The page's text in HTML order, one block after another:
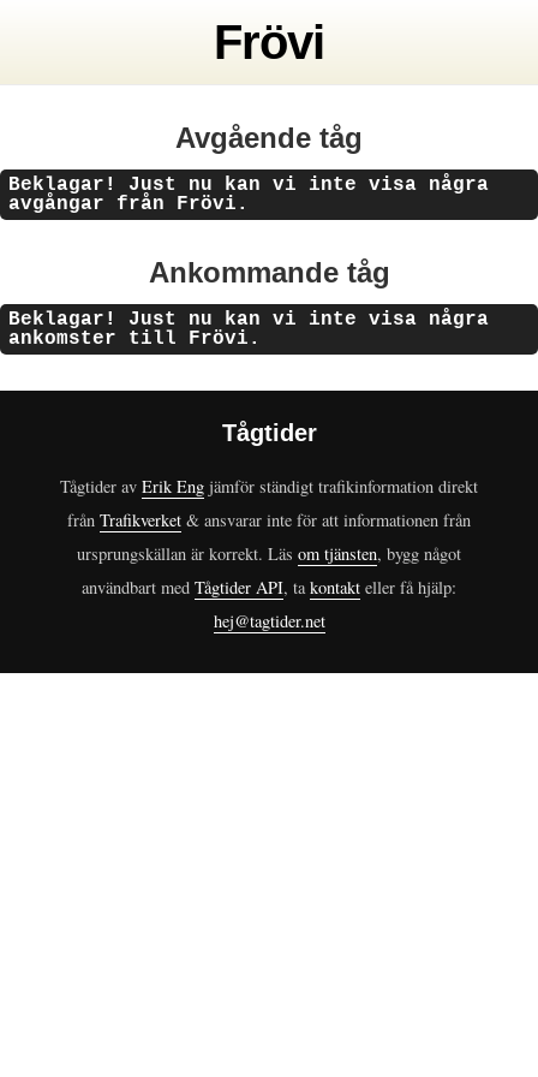
Frövi
Avgående tåg
Beklagar! Just nu kan vi inte visa några
avgångar från Frövi.
Ankommande tåg
Beklagar! Just nu kan vi inte visa några
ankomster till Frövi.
Tågtider
Tågtider av Erik Eng jämför ständigt trafikinformation direkt
från Trafikverket & ansvarar inte för att informationen från
ursprungskällan är korrekt. Läs om tjänsten, bygg något
användbart med Tågtider API, takontakt eller få hjälp:
hej@tagtider.net